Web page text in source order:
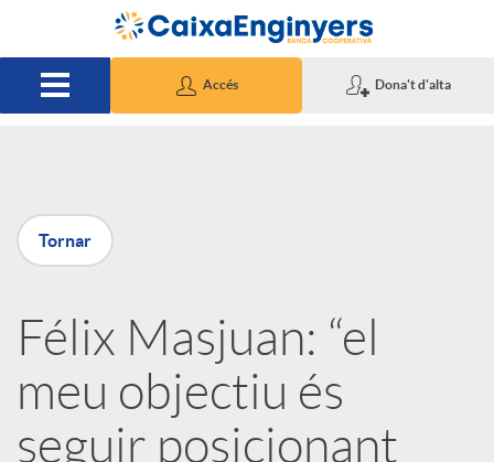
Salta al contingut principal
Accés Dona't d'alta
P
u
b
l
Tornar
Félix Masjuan: “el
meu objectiu és
seguir posicionant